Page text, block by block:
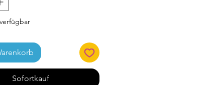
Sofortkauf